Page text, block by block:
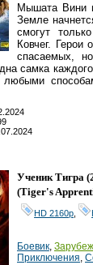
Мышата Вини
Земле
смогут
Ковчег. Герои
спасаемых,
самка
Ученик Тигра
(Tiger's
HD 2160р
Боевик,
Приключения,